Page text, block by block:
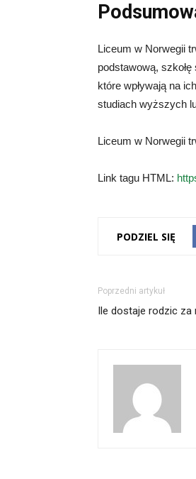
Liceum w Norwegii
podstawową,
które wpływają na
studiach wyższych
Liceum w Norwegii
Link tagu HTML:
PODZIEL SIĘ
Poprzedni artykuł
Ile dostaje rodzic